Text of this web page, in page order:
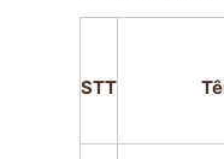
STT